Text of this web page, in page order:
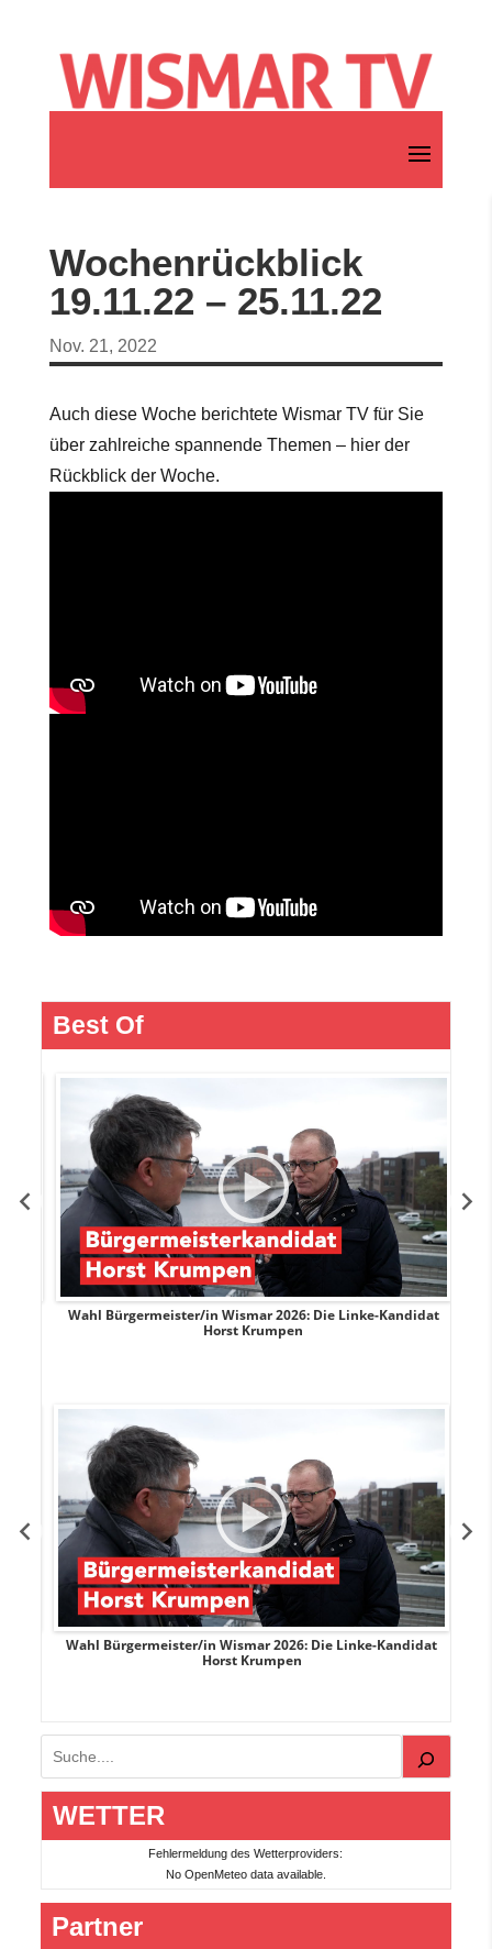
Wochenrückblick
19.11.22 – 25.11.22
Nov. 21, 2022
Auch diese Woche berichtete Wismar TV für Sie
über zahlreiche spannende Themen – hier der
Rückblick der Woche.
Best Of
Wahl Bürgermeister/in Wismar 2026: Die Linke-Kandidat
Horst Krumpen
Wahl Bürgermeister/in Wismar 2026: Die Linke-Kandidat
Horst Krumpen
Suchen
WETTER
Fehlermeldung des Wetterproviders:
No OpenMeteo data available.
Partner